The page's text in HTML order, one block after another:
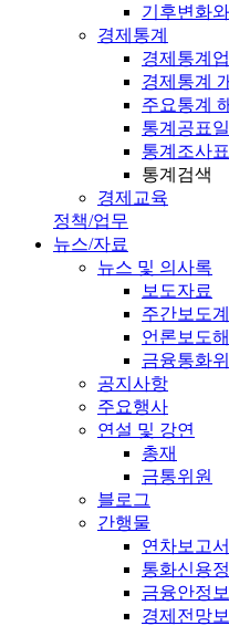
기후변화
경제통계
경제통계
경제통계
주요통계
통계공표
통계조사표
통계검색
경제교육
정책/업무
뉴스/자료
뉴스 및 의사록
보도자료
주간보도
언론보도
금융통화
공지사항
주요행사
연설 및 강연
총재
금통위원
블로그
간행물
연차보고서
통화신용
금융안정
경제전망